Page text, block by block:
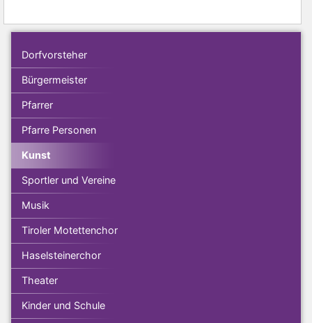
Dorfvorsteher
Bürgermeister
Pfarrer
Pfarre Personen
Kunst
Sportler und Vereine
Musik
Tiroler Motettenchor
Haselsteinerchor
Theater
Kinder und Schule